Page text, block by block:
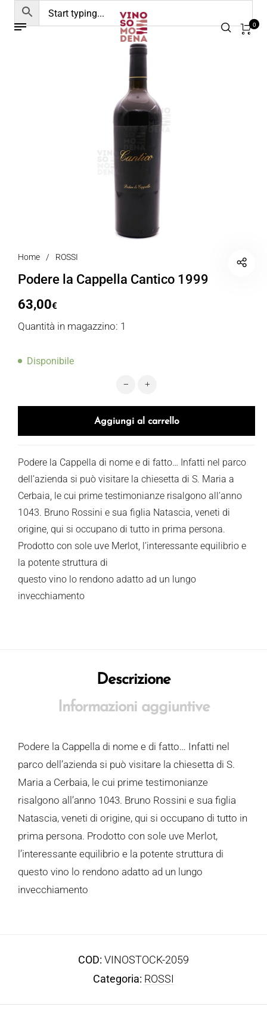
0
Home / ROSSI
Podere la Cappella Cantico 1999
63,00€
Quantità in magazzino: 1
Disponibile
Podere la Cappella Cantico 1999
Aggiungi al carrello
Podere la Cappella di nome e di fatto… Infatti nel parco
dell’azienda si può visitare la chiesetta di S. Maria a
Cerbaia, le cui prime testimonianze risalgono all’anno
1043. Bruno Rossini e sua figlia Natascia, veneti di
origine, qui si occupano di tutto in prima persona.
Prodotto con sole uve Merlot, l’interessante equilibrio e
la potente struttura di
questo vino lo rendono adatto ad un lungo
invecchiamento
Descrizione
Informazioni aggiuntive
Podere la Cappella di nome e di fatto… Infatti nel
parco dell’azienda si può visitare la chiesetta di S.
Maria a Cerbaia, le cui prime testimonianze
risalgono all’anno 1043. Bruno Rossini e sua figlia
Natascia, veneti di origine, qui si occupano di tutto in
prima persona. Prodotto con sole uve Merlot,
l’interessante equilibrio e la potente struttura di
questo vino lo rendono adatto ad un lungo
invecchiamento
COD: VINOSTOCK-2059
Categoria: ROSSI